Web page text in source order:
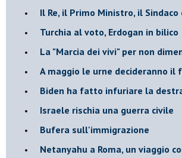
Il Re, il Primo Ministro, il
Turchia al voto, Erdogan in bilico
La "Marcia dei vivi" per non
A maggio le urne decideranno il
Biden ha fatto infuriare la
Israele rischia una guerra civile
Bufera sull'immigrazione
Netanyahu a Roma, un viaggio